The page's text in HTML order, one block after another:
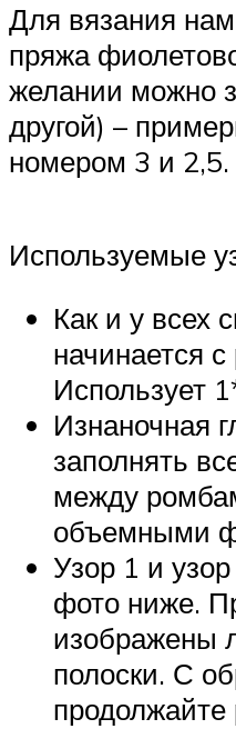
Для вязания нам
пряжа
желании можно
другой) –
номером 3 и 2,5.
Используемые
Как и у всех
начинается с
Использует
Изнаночная
заполнять
между
объемными
Узор 1 и
фото ниже.
изображены
полоски. С
продолжайте